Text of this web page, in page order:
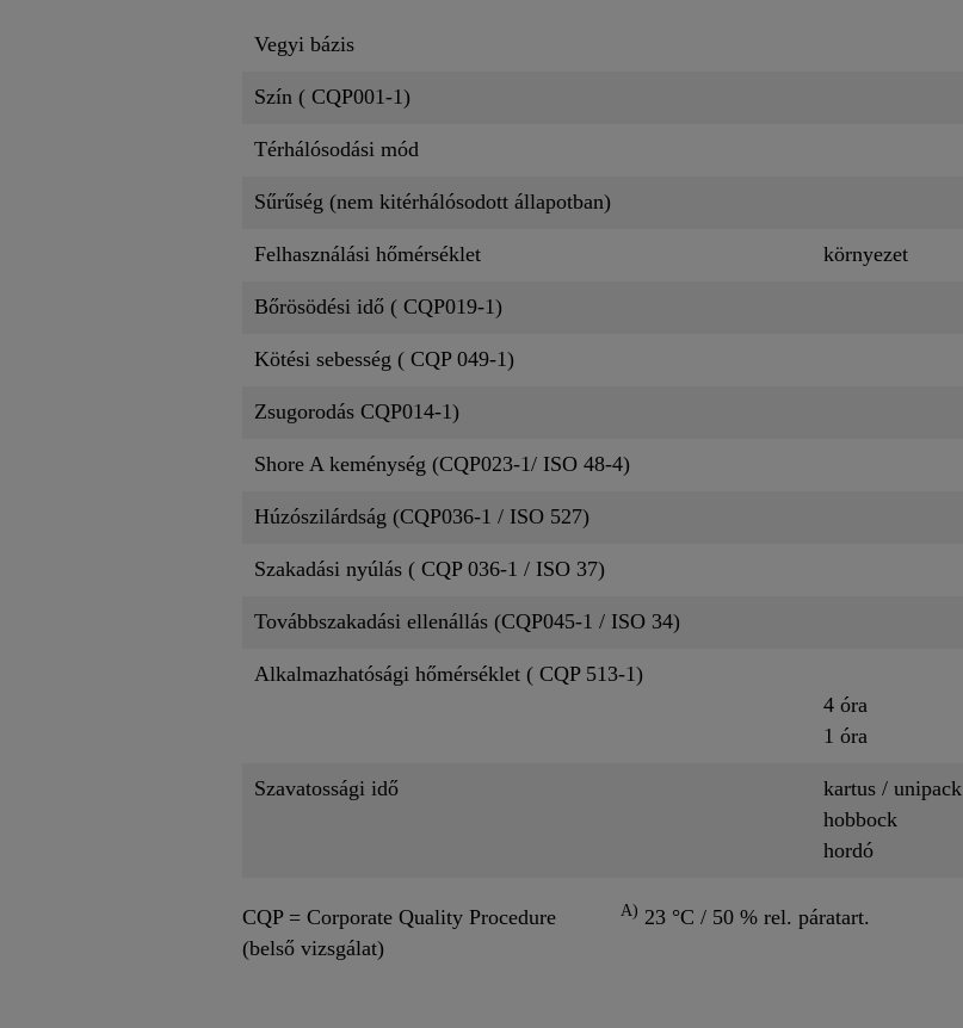
Vegyi bázis
Szín ( CQP001-1)
Térhálósodási mód
Sűrűség (nem kitérhálósodott állapotban)
Felhasználási hőmérséklet környezet
Bőrösödési idő ( CQP019-1)
Kötési sebesség ( CQP 049-1)
Zsugorodás CQP014-1)
Shore A keménység (CQP023-1/ ISO 48-4)
Húzószilárdság (CQP036-1 / ISO 527)
Szakadási nyúlás ( CQP 036-1 / ISO 37)
Továbbszakadási ellenállás (CQP045-1 / ISO 34)
Alkalmazhatósági hőmérséklet ( CQP 513-1)
4 óra
1 óra
Szavatossági idő
kartus / unipack
hobbock
hordó
CQP = Corporate Quality Procedure
(belső vizsgálat)
A) 23 °C / 50 % rel. páratart.